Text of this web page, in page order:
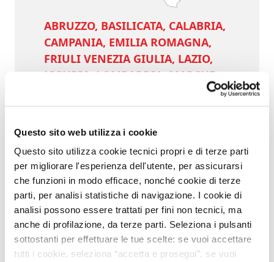
Questo sito web utilizza i cookie
Questo sito utilizza cookie tecnici propri e di terze parti
per migliorare l'esperienza dell'utente, per assicurarsi
che funzioni in modo efficace, nonché cookie di terze
parti, per analisi statistiche di navigazione. I cookie di
analisi possono essere trattati per fini non tecnici, ma
anche di profilazione, da terze parti. Seleziona i pulsanti
sottostanti per effettuare le tue scelte: se vuoi accettare
tutti i cookie, seleziona “accetta e prosegui”, se vuoi
ABRUZZO, BASILICATA, CALABRIA,
CAMPANIA, EMILIA ROMAGNA,
FRIULI VENEZIA GIULIA, LAZIO,
LIGURIA, LOMBARDIA, MARCHE,
La proposta vuole promuovere il reddito minimo
come misura di contrasto alla povertà attraverso la
sensibilizzazione dell’opinione pubblica, la mobilità
della società civile e altri stakeholder rilevanti e